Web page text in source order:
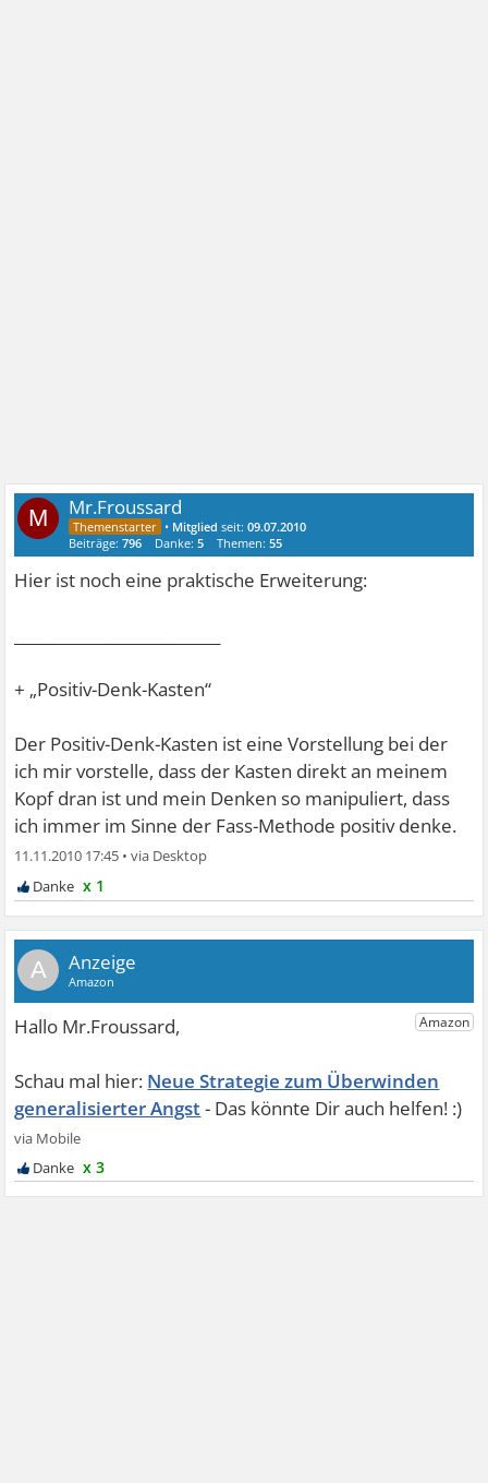
M Mr.Froussard
• Mitglied seit:09.07.2010
Beiträge:796 Danke:5 Themen:55
Hier ist noch eine praktische Erweiterung:
+ „Positiv-Denk-Kasten“
Der Positiv-Denk-Kasten ist eine Vorstellung bei der
ich mir vorstelle, dass der Kasten direkt an meinem
Kopf dran ist und mein Denken so manipuliert, dass
ich immer im Sinne der Fass-Methode positiv denke.
11.11.2010 17:45 •
x 1
A
Neue Strategie zum Überwinden
generalisierter Angst
x 3